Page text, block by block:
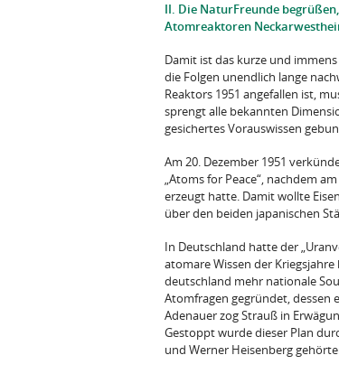
II. Die NaturFreunde
Atomreaktoren
Damit ist das kurze und
die Folgen unendlich lange
Reaktors 1951 angefallen ist,
sprengt alle bekannten
gesichertes Vorauswissen
Am 20. Dezember 1951
„Atoms for Peace“, nachdem
erzeugt hatte. Damit wollte
über den beiden japanischen
In Deutschland hatte der
atomare Wissen der
deutschland mehr nationale
Atomfragen gegründet, dessen
Adenauer zog Strauß in
Gestoppt wurde dieser Plan
und Werner Heisenberg